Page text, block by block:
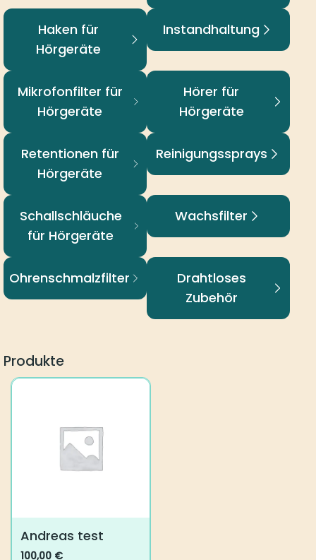
Haken für Hörgeräte
Mikrofonfilter für
Hörer für Hörgeräte
Retentionen für
Reinigungssprays
Schallschläuche für
Wachsfilter
Ohrenschmalzfilter Drahtloses Zubehör
Produkte
Andreas test